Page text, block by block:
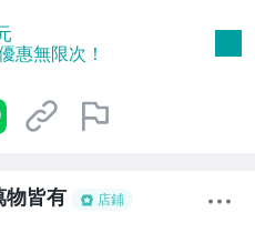
惠無限次！
物皆有
店鋪